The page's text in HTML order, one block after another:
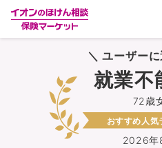
ランキングか
保険を比較す
保険会社から
＼ ユーザー
2026年
72歳
就業不
おすすめ人気